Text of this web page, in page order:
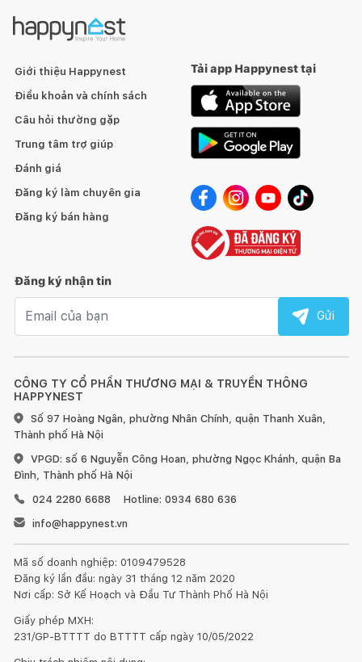
CÔNG TY CỔ PHẦN THƯƠNG MẠI & TRUYỀN THÔNG
HAPPYNEST
Số 97 Hoàng Ngân, phường Nhân Chính, quận Thanh Xuân,
Thành phố Hà Nội
VPGD: số 6 Nguyễn Công Hoan, phường Ngọc Khánh, quận Ba
Đình, Thành phố Hà Nội
024 2280 6688
Hotline: 0934 680 636
info@happynest.vn
Mã số doanh nghiệp: 0109479528
Đăng ký lần đầu: ngày 31 tháng 12 năm 2020
Nơi cấp: Sở Kế Hoạch và Đầu Tư Thành Phố Hà Nội
Giấy phép MXH:
231/GP-BTTTT do BTTTT cấp ngày 10/05/2022
Giới thiệu Happynest
Điều khoản và chính sách
Câu hỏi thường gặp
Trung tâm trợ giúp
Đánh giá
Đăng ký làm chuyên gia
Đăng ký bán hàng
Tải app Happynest tại
Đăng ký nhận tin
Gửi